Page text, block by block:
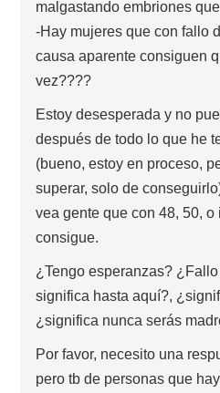
malgastando embriones
-Hay mujeres que con fallo
causa aparente consiguen
vez????
Estoy desesperada y no
después de todo lo que he
(bueno, estoy en proceso,
superar, solo de
vea gente que con 48, 50,
consigue.
¿Tengo esperanzas?
significa hasta aquí?,
¿significa nunca serás
Por favor, necesito una
pero tb de personas que